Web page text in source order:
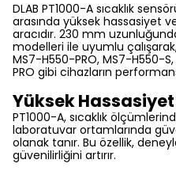
DLAB PT1000-A sıcaklık
arasında yüksek hassasiyet
aracıdır. 230 mm
modelleri ile uyumlu
MS7-H550-PRO, MS7-H550-
PRO gibi cihazların
Yüksek Hassasiyet
PT1000-A, sıcaklık
laboratuvar ortamlarında
olanak tanır. Bu özellik,
güvenilirliğini artırır.